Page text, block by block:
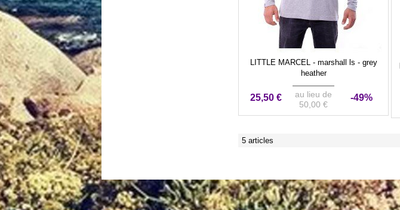
LITTLE MARCEL - marshall ls - grey
heather
25,50 €
au lieu de
50,00 €
-49%
5 articles